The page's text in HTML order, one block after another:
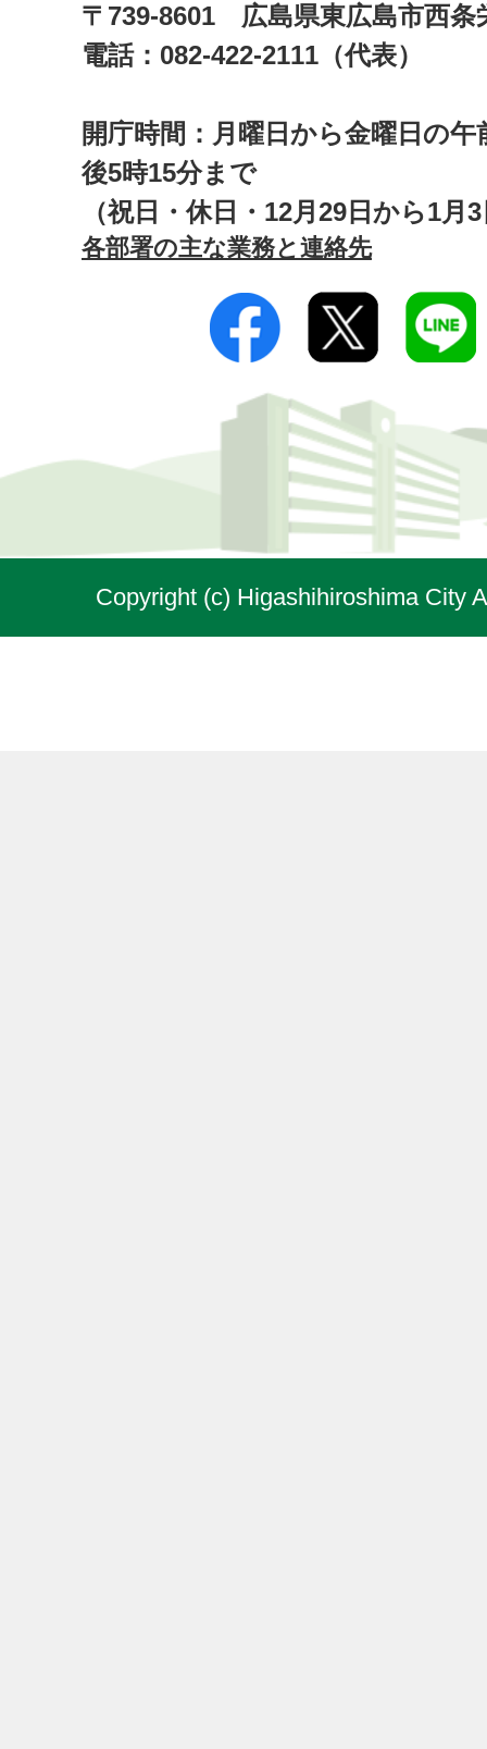
〒739-8601 広島県東広島市西
電話：082-422-2111（代表）
開庁時間：月曜日から金曜日の午
後5時15分まで
（祝日・休日・12月29日から1月
各部署の主な業務と連絡先
Copyright (c) Higashihiroshima City